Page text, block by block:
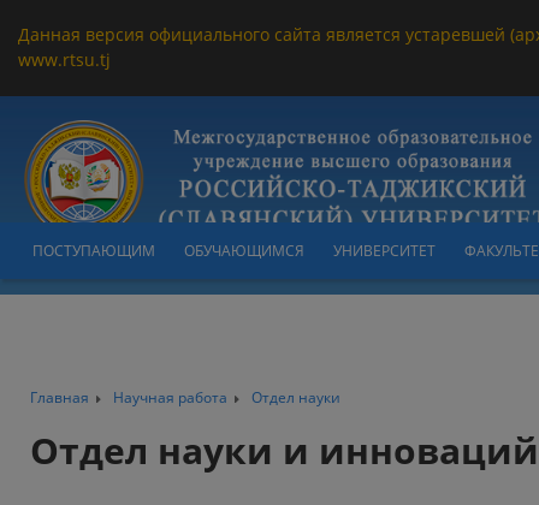
Данная версия официального сайта является устаревшей
www.rtsu.tj
ПОСТУПАЮЩИМ ОБУЧАЮЩИМСЯ УНИВЕРСИТЕТ
Главная Научная работа Отдел науки
Отдел науки и инноваций